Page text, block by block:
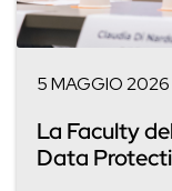
5 MAGGIO 2026
La Faculty
Data